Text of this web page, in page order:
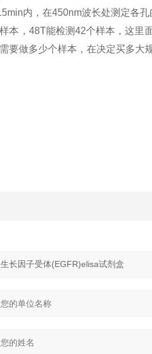
内，在450nm波长处测定各孔
本，48T能检测42个样本，这里
要做多少个样本，在决定买多大